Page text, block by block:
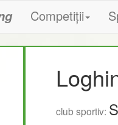
Competiții
club sportiv: